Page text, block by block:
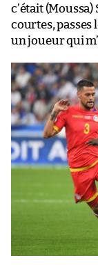
c’était
courtes, passes
un joueur qui